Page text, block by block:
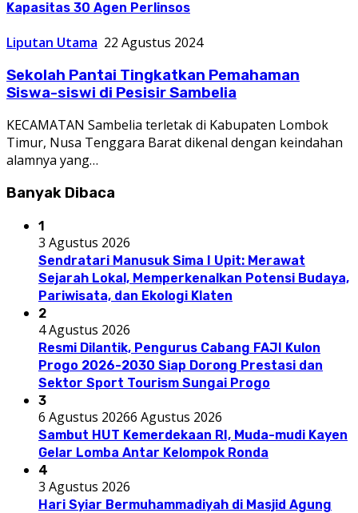
Kapasitas 30 Agen Perlinsos
Liputan Utama 22 Agustus 2024
Sekolah Pantai Tingkatkan Pemahaman
Siswa-siswi di Pesisir Sambelia
KECAMATAN Sambelia terletak di Kabupaten Lombok
Timur, Nusa Tenggara Barat dikenal dengan keindahan
alamnya yang…
Banyak Dibaca
1
3 Agustus 2026
Sendratari Manusuk Sima I Upit: Merawat
Sejarah Lokal, Memperkenalkan Potensi Budaya,
Pariwisata, dan Ekologi Klaten
2
4 Agustus 2026
Resmi Dilantik, Pengurus Cabang FAJI Kulon
Progo 2026-2030 Siap Dorong Prestasi dan
Sektor Sport Tourism Sungai Progo
3
6 Agustus 20266 Agustus 2026
Sambut HUT Kemerdekaan RI, Muda-mudi Kayen
Gelar Lomba Antar Kelompok Ronda
4
3 Agustus 2026
Hari Syiar Bermuhammadiyah di Masjid Agung